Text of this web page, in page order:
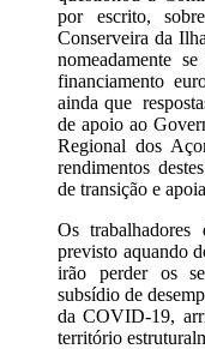
por escrito,
Conserveira da
nomeadamente
financiamento
ainda que
de apoio ao
Regional dos
rendimentos
de transição e
Os
previsto aquando
irão perder os
subsídio de
da COVID-19,
território